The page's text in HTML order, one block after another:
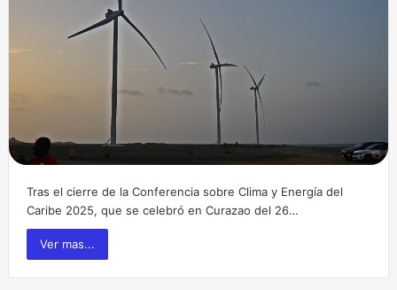
Tras el cierre de la Conferencia sobre Clima y Energía del
Caribe 2025, que se celebró en Curazao del 26…
Ver mas...